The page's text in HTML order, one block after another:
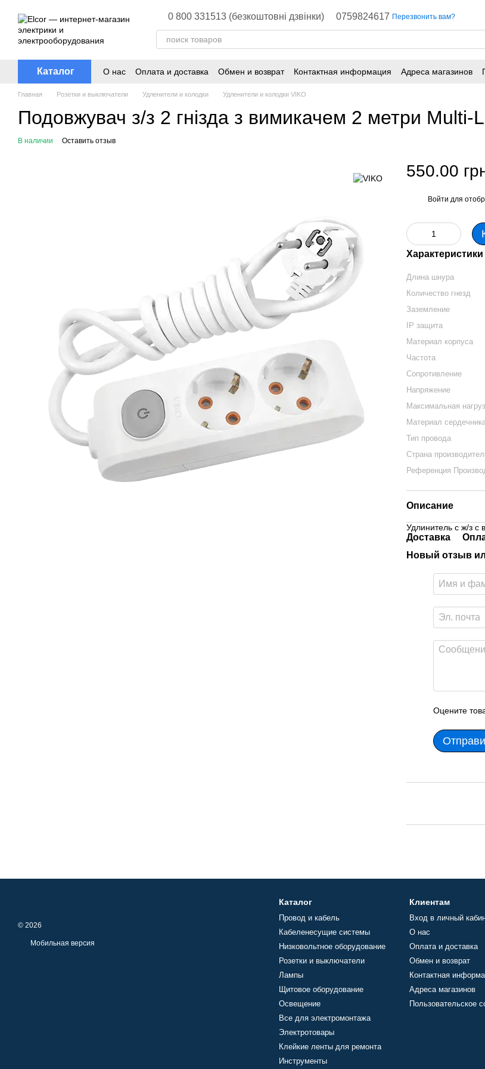
0 800 331513 (безкоштовні дзвінки) 0759824617 Перезвонить вам?
Каталог О нас Оплата и доставка Обмен и возврат Контактная информация Адреса магазинов
Главная Розетки и выключатели Удленители и колодки Удленители и колодки VIKO
Подовжувач з/з 2 гнізда з вимикачем 2 метри Multi-
В наличии Оставить отзыв
550.00
Войти для
Характеристики
Длина шнура
Количество гнезд
Заземление
IP защита
Материал корпуса
Частота
Сопротивление
Напряжение
Максимальная
Материал
Тип провода
Страна
Референция
Описание
Удлинитель с ж/з
Доставка
Новый отзыв
Оцените
© 2026
Мобильная версия
Каталог
Провод и кабель
Кабеленесущие системы
Низковольтное оборудование
Розетки и выключатели
Лампы
Щитовое оборудование
Освещение
Все для электромонтажа
Электротовары
Клейкие ленты для ремонта
Инструменты
Клиентам
Вход в личный
О нас
Оплата и доставка
Обмен и возврат
Контактная
Адреса магазинов
Пользовательское